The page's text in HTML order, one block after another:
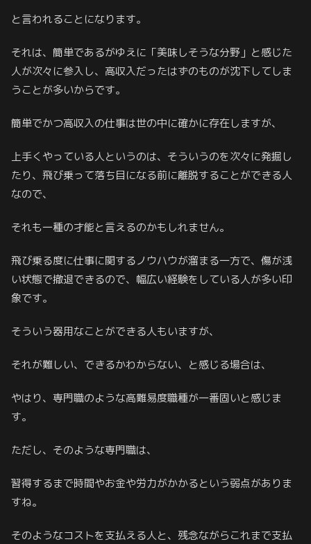
と言われることになります。
それは、簡単であるがゆえに「美味しそうな分野」と感じた
人が次々に参入し、高収入だったはずのものが沈下してしま
うことが多いからです。
簡単でかつ高収入の仕事は世の中に確かに存在しますが、
上手くやっている人というのは、そういうのを次々に発掘し
たり、飛び乗って落ち目になる前に離脱することができる人
なので、
それも一種の才能と言えるのかもしれません。
飛び乗る度に仕事に関するノウハウが溜まる一方で、傷が浅
い状態で撤退できるので、幅広い経験をしている人が多い印
象です。
そういう器用なことができる人もいますが、
それが難しい、できるかわからない、と感じる場合は、
やはり、専門職のような高難易度職種が一番固いと感じま
す。
ただし、そのような専門職は、
習得するまで時間やお金や労力がかかるという弱点がありま
すね。
そのようなコストを支払える人と、残念ながらこれまで支払